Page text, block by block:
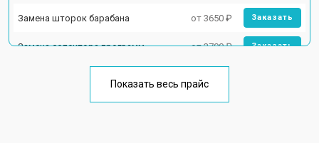
Замена шторок барабана от 3650 ₽ Заказать
Замена селектора программ от 3700 ₽ Заказать
Замена опоры бака от 2800 ₽
Показать весь прайс